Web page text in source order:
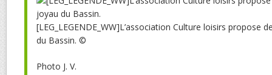
[LEG_LEGENDE_WW]L’association Culture loisirs propose
du Bassin. ©
Photo J. V.